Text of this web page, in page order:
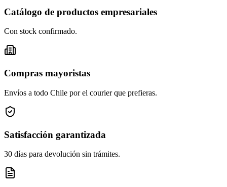
Catálogo de productos empresariales
Con stock confirmado.
Compras mayoristas
Envíos a todo Chile por el courier que prefieras.
Satisfacción garantizada
30 días para devolución sin trámites.